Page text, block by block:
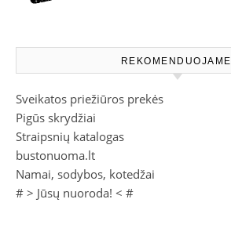
REKOMENDUOJAME
Sveikatos priežiūros prekės
Pigūs skrydžiai
Straipsnių katalogas
bustonuoma.lt
Namai, sodybos, kotedžai
# > Jūsų nuoroda! < #